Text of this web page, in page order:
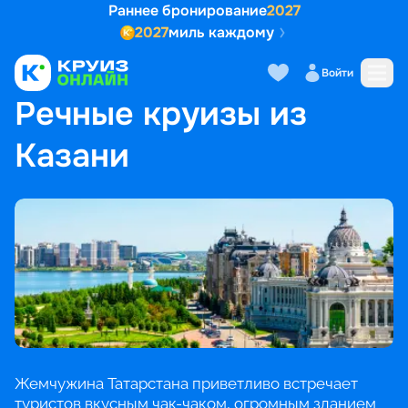
Раннее бронирование2027
2027миль каждому
Войти
ГЛАВНАЯ • ПОПУЛЯРНЫЕ НАПРАВЛЕНИЯ РЕЧНЫЕ КРУИЗЫ ИЗ КАЗАНИ
Речные круизы из
Казани
Жемчужина Татарстана приветливо встречает
туристов вкусным чак-чаком, огромным зданием